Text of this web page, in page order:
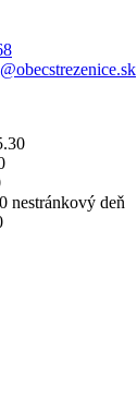
nestránkový deň